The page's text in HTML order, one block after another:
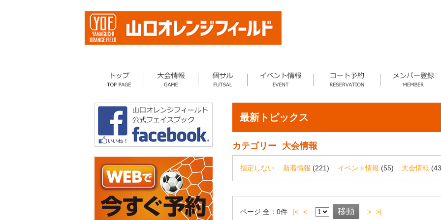
最新トピックス
カテゴリー 大会情報
指定しない 新着情報 (221) イベント情報 (55) 大会情報
ページ 全： 0件 |< < > >|